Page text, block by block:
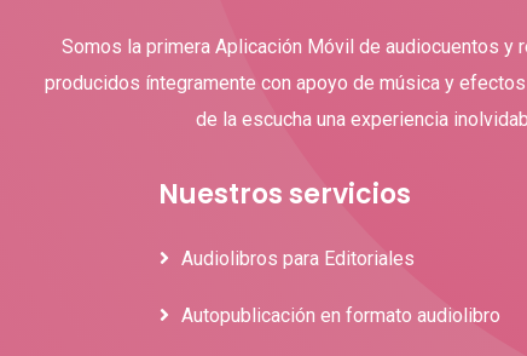
Somos la primera Aplicación Móvil de audiocuentos y
producidos íntegramente con apoyo de música y
de la escucha una experiencia
Nuestros servicios
Audiolibros para Editoriales
Autopublicación en formato audiolibro